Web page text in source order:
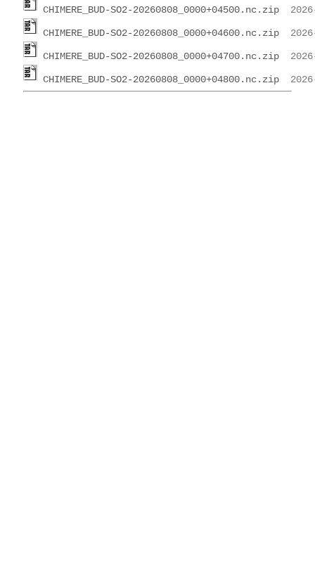
CHIMERE_BUD-SO2-20260808_0000+04500.nc.zip
CHIMERE_BUD-SO2-20260808_0000+04600.nc.zip
CHIMERE_BUD-SO2-20260808_0000+04700.nc.zip
CHIMERE_BUD-SO2-20260808_0000+04800.nc.zip